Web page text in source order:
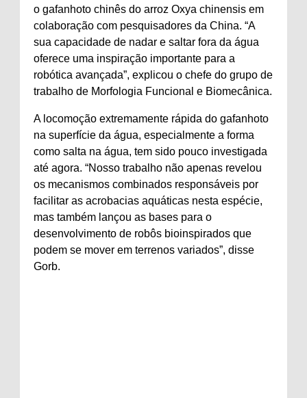
o gafanhoto chinês do arroz Oxya chinensis em
colaboração com pesquisadores da China. “A
sua capacidade de nadar e saltar fora da água
oferece uma inspiração importante para a
robótica avançada”, explicou o chefe do grupo de
trabalho de Morfologia Funcional e Biomecânica.
A locomoção extremamente rápida do gafanhoto
na superfície da água, especialmente a forma
como salta na água, tem sido pouco investigada
até agora. “Nosso trabalho não apenas revelou
os mecanismos combinados responsáveis ​​por
facilitar as acrobacias aquáticas nesta espécie,
mas também lançou as bases para o
desenvolvimento de robôs bioinspirados que
podem se mover em terrenos variados”, disse
Gorb.